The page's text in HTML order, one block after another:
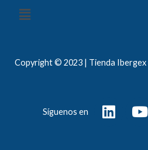
Menú
Copyright © 2023 | Tienda Ibergex
Síguenos en
L
i
Y
o